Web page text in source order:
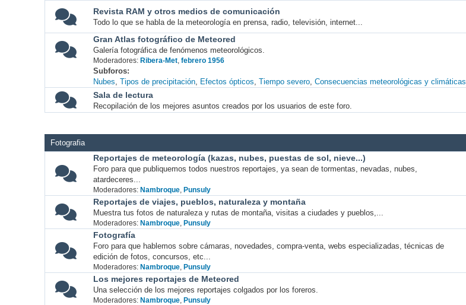
Revista RAM y otros medios de comunicación
Todo lo que se habla de la meteorología en prensa, radio, televisión, internet...
Gran Atlas fotográfico de Meteored
Galería fotográfica de fenómenos meteorológicos.
Moderadores: Ribera-Met, febrero 1956
Subforos
Nubes Tipos de precipitación Efectos ópticos Tiempo severo Consecuencias meteorológicas y climáticas
Sala de lectura
Recopilación de los mejores asuntos creados por los usuarios de este foro.
Fotografia
Reportajes de meteorología (kazas, nubes, puestas de sol, nieve...)
Foro para que publiquemos todos nuestros reportajes, ya sean de tormentas, nevadas, nubes,
atardeceres...
Moderadores: Nambroque, Punsuly
Reportajes de viajes, pueblos, naturaleza y montaña
Muestra tus fotos de naturaleza y rutas de montaña, visitas a ciudades y pueblos,...
Moderadores: Nambroque, Punsuly
Fotografía
Foro para que hablemos sobre cámaras, novedades, compra-venta, webs especializadas, técnicas de
edición de fotos, concursos, etc...
Moderadores: Nambroque, Punsuly
Los mejores reportajes de Meteored
Una selección de los mejores reportajes colgados por los foreros.
Moderadores: Nambroque, Punsuly